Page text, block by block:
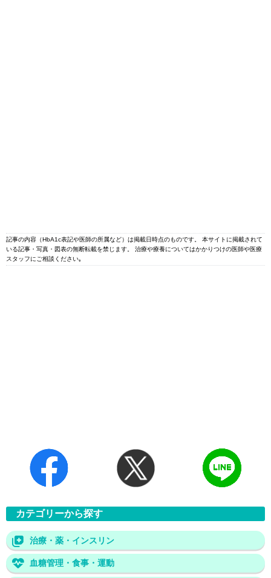
記事の内容（HbA1c表記や医師の所属など）は掲載日時点のものです。 本サイトに掲載されて
いる記事・写真・図表の無断転載を禁じます。 治療や療養についてはかかりつけの医師や医療
スタッフにご相談ください｡
カテゴリーから探す
治療・薬・インスリン
血糖管理・食事・運動